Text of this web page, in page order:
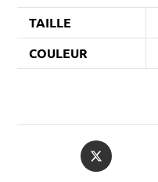
TAILLE
COULEUR